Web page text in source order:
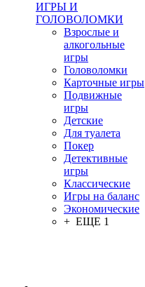
ИГРЫ И
ГОЛОВОЛОМКИ
Взрослые и
алкогольные
игры
Головоломки
Карточные игры
Подвижные
игры
Детские
Для туалета
Покер
Детективные
игры
Классические
Игры на баланс
Экономические
+ ЕЩЕ 1